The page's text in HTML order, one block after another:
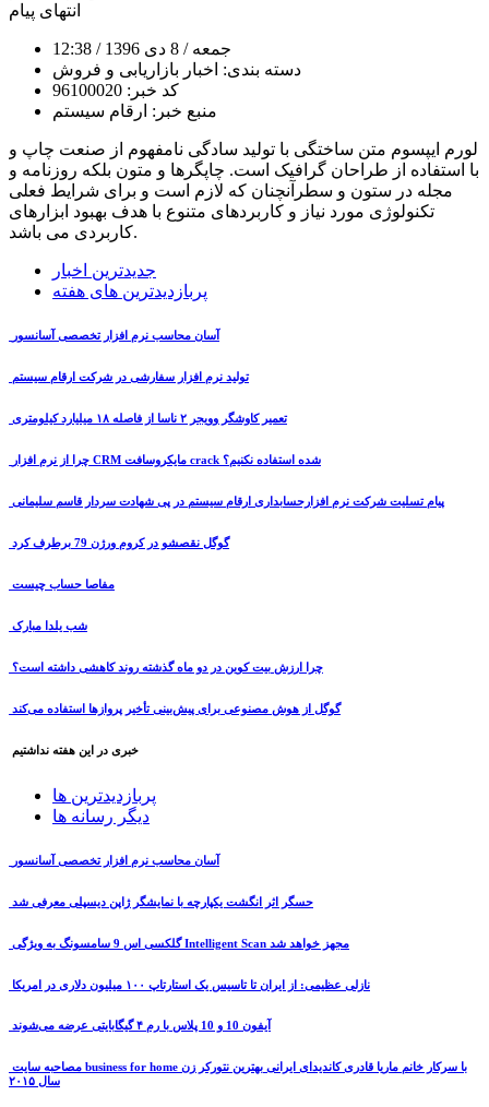
انتهای پیام
جمعه / 8 دی 1396
/ 12:38
دسته بندی: اخبار بازاریابی و فروش
کد خبر: 96100020
منبع خبر: ارقام سیستم
لورم ایپسوم متن ساختگی با تولید سادگی نامفهوم از صنعت چاپ و
با استفاده از طراحان گرافیک است. چاپگرها و متون بلکه روزنامه و
مجله در ستون و سطرآنچنان که لازم است و برای شرایط فعلی
تکنولوژی مورد نیاز و کاربردهای متنوع با هدف بهبود ابزارهای
کاربردی می باشد.
جدیدترین اخبار
پربازدیدترین های هفته
آسان محاسب نرم افزار تخصصی آسانسور
تولید نرم افزار سفارشی در شرکت ارقام سیستم
تعمیر کاوشگر وویجر ۲ ناسا از فاصله ۱۸ میلیارد کیلومتری
چرا از نرم افزار CRM مایکروسافت crack شده استفاده نکنیم؟
پیام تسلیت شرکت نرم افزارحسابداری ارقام سیستم در پی شهادت سردار قاسم سلیمانی
گوگل نقصشو در کروم ورژن 79 برطرف کرد
مفاصا حساب چیست
شب یلدا مبارک
چرا ارزش بیت کوین در دو ماه گذشته روند کاهشی داشته است؟
گوگل از هوش مصنوعی برای پیش‌بینی تأخیر پروازها استفاده می‌کند
خبری در این هفته نداشتیم
پربازدیدترین ها
دیگر رسانه ها
آسان محاسب نرم افزار تخصصی آسانسور
حسگر اثر انگشت یکپارچه با نمایشگر ژاپن دیسپلی معرفی شد
گلکسی اس 9 سامسونگ به ویژگی Intelligent Scan مجهز خواهد شد
نازلی عظیمی: از ایران تا تاسیس یک استارتاپ ۱۰۰ میلیون دلاری در امریکا
آیفون 10 و 10 پلاس با رم ۴ گیگابایتی عرضه می‌شوند
سال ۲۰۱۵